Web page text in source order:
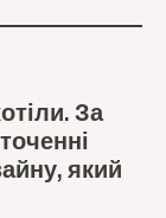
За
який